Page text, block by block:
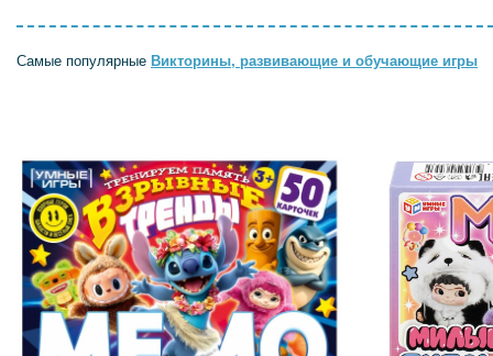
Самые популярные Викторины, развивающие и обучающие игры